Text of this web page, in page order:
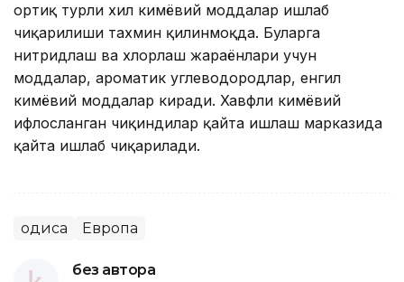
ортиқ турли хил кимёвий моддалар ишлаб
чиқарилиши тахмин қилинмоқда. Буларга
нитридлаш ва хлорлаш жараёнлари учун
моддалар, ароматик углеводородлар, енгил
кимёвий моддалар киради. Хавфли кимёвий
ифлосланган чиқиндилар қайта ишлаш марказида
қайта ишлаб чиқарилади.
Ҳодиса Европа
без автора